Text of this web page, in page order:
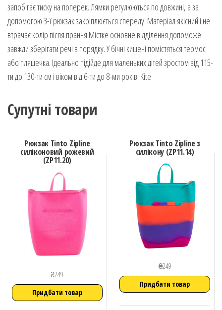
запобігає тиску на поперек. Лямки регулюються по довжині, а за
допомогою 3-ї рюкзак закріплюється спереду. Матеріал якісний і не
втрачає колір після прання.Містке основне відділення допоможе
завжди зберігати речі в порядку. У бічні кишені помістяться термос
або пляшечка. Ідеально підійде для маленьких дітей зростом від 115-
ти до 130-ти см і віком від 6-ти до 8-ми років. Kite
Супутні товари
Рюкзак Tinto Zipline
силіконовий рожевий
(ZP11.20)
₴249
Придбати товар
Рюкзак Tinto Zipline з
силікону (ZP11.14)
₴249
Придбати товар